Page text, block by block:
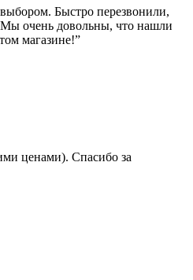
Быстро перезвонили,
очень довольны, что нашли
магазине!”
ценами). Спасибо за